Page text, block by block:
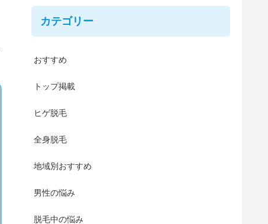
カテゴリー
おすすめ
トップ掲載
ヒゲ脱毛
全身脱毛
地域別おすすめ
男性の悩み
脱毛中の悩み